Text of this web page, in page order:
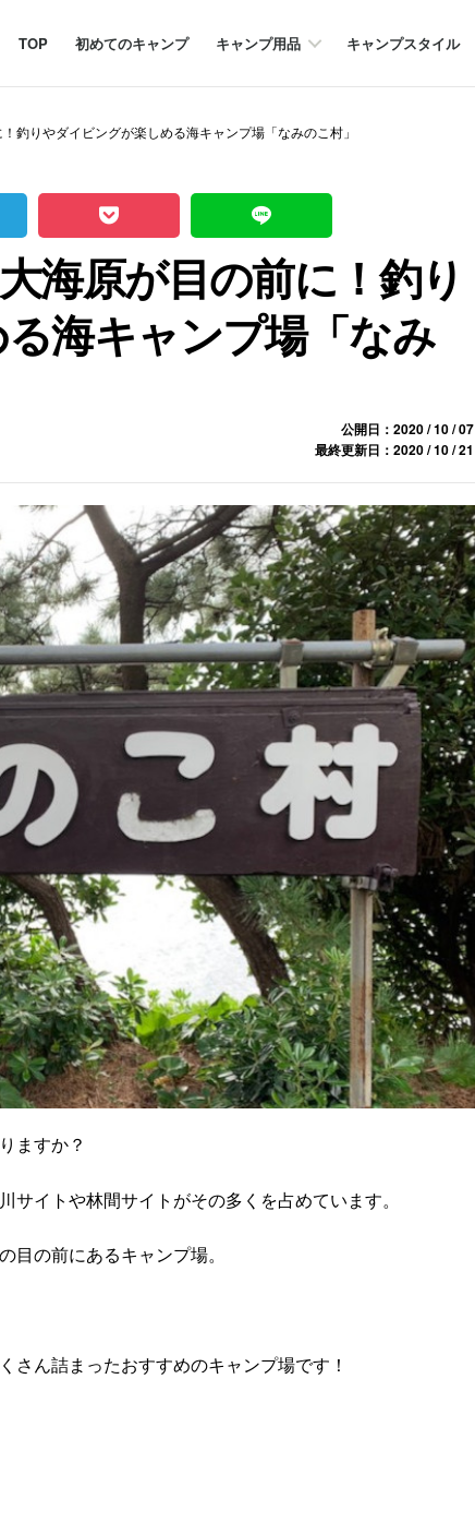
TOP 初めてのキャンプ キャンプ用品 キャンプスタイル
釣りやダイビングが楽しめる海キャンプ場「なみのこ村」
海原が目の前に！釣り
海キャンプ場「なみ
公開日：2020 / 10 / 07
最終更新日：2020 / 10 / 21
ますか？
イトや林間サイトがその多くを占めています。
の前にあるキャンプ場。
ん詰まったおすすめのキャンプ場です！